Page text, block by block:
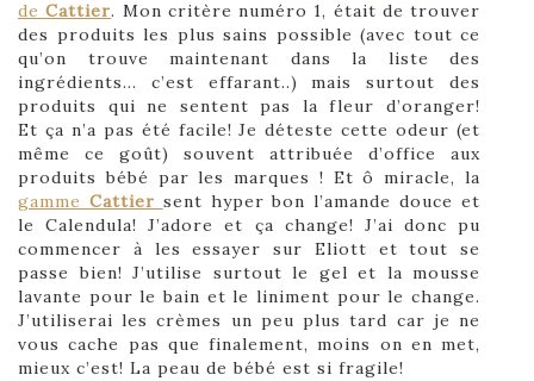
deCattier. Mon critère numéro 1, était de trouver
des produits les plus sains possible (avec tout ce
qu’on trouve maintenant dans la liste des
ingrédients… c’est effarant..) mais surtout des
produits qui ne sentent pas la fleur d’oranger!
Et ça n’a pas été facile! Je déteste cette odeur (et
même ce goût) souvent attribuée d’office aux
produits bébé par les marques ! Et ô miracle, la
gamme Cattier sent hyper bon l’amande douce et
le Calendula! J’adore et ça change! J’ai donc pu
commencer à les essayer sur Eliott et tout se
passe bien! J’utilise surtout le gel et la mousse
lavante pour le bain et le liniment pour le change.
J’utiliserai les crèmes un peu plus tard car je ne
vous cache pas que finalement, moins on en met,
mieux c’est! La peau de bébé est si fragile!